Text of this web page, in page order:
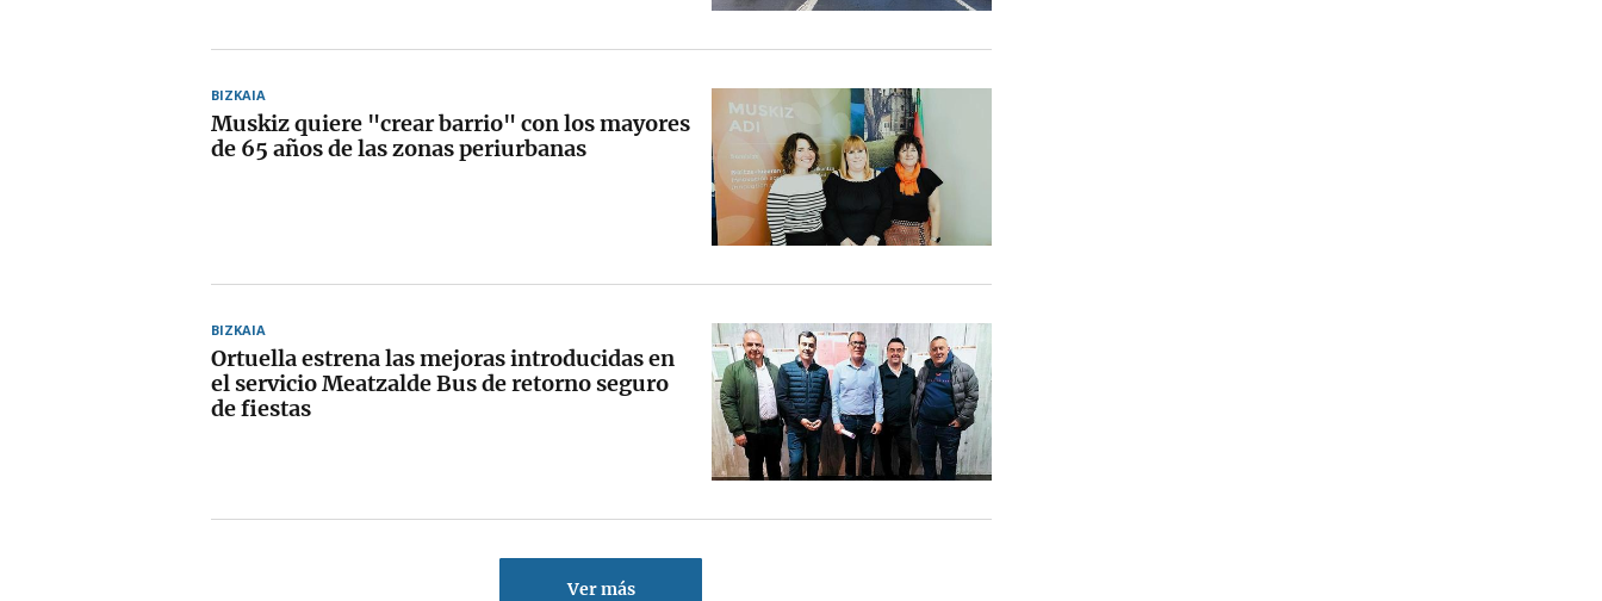
BIZKAIA
Muskiz quiere "crear barrio" con los mayores
de 65 años de las zonas periurbanas
BIZKAIA
Ortuella estrena las mejoras introducidas en
el servicio Meatzalde Bus de retorno seguro
de fiestas
Ver más